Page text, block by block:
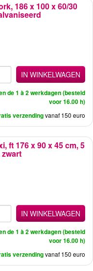
186 x 100 x 60/30
IN WINKELWAGEN
de 1 à 2 werkdagen (besteld
voor 16.00 h)
verzendingvanaf 150 euro
ft 176 x 90 x 45 cm, 5
IN WINKELWAGEN
de 1 à 2 werkdagen (besteld
voor 16.00 h)
verzendingvanaf 150 euro